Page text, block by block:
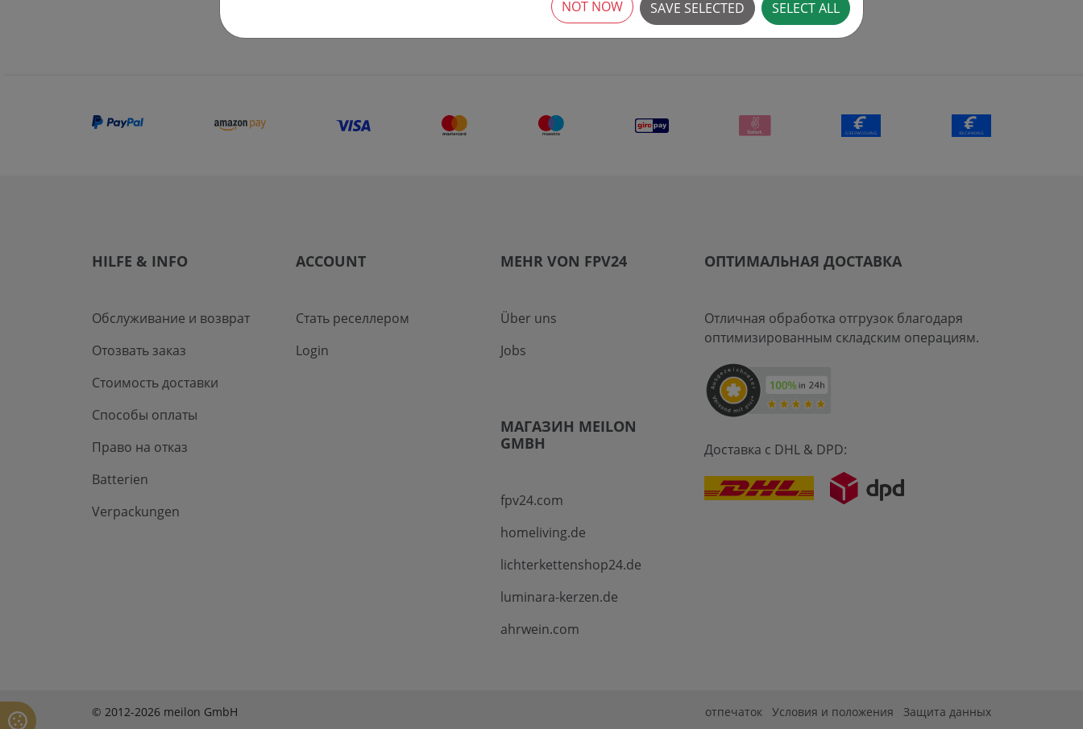
HILFE & INFO
Обслуживание и возврат
Отозвать заказ
Стоимость доставки
Способы оплаты
Право на отказ
Batterien
Verpackungen
ACCOUNT
Стать реселлером
Login
MEHR VON FPV24
Über uns
Jobs
МАГАЗИН MEILON
GMBH
fpv24.com
homeliving.de
lichterkettenshop24.de
luminara-kerzen.de
ahrwein.com
ОПТИМАЛЬНАЯ ДОСТАВКА
Отличная обработка отгрузок благодаря
оптимизированным складским операциям.
Доставка с DHL & DPD:
© 2012-2026 meilon GmbH отпечаток Условия и положения Защита данных
SAVE SELECTED SELECT ALL
NOT NOW